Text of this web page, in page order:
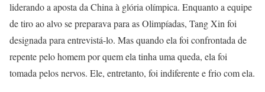
liderando a aposta da China à glória olímpica. Enquanto a equipe
de tiro ao alvo se preparava para as Olimpíadas, Tang Xin foi
designada para entrevistá-lo. Mas quando ela foi confrontada de
repente pelo homem por quem ela tinha uma queda, ela foi
tomada pelos nervos. Ele, entretanto, foi indiferente e frio com ela.